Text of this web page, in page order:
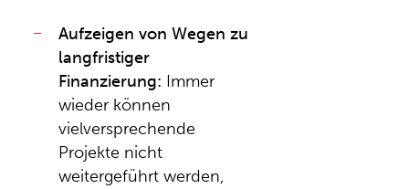
Aufzeigen von Wegen zu
langfristiger
Finanzierung: Immer
wieder können
vielversprechende
Projekte nicht
weitergeführt werden,